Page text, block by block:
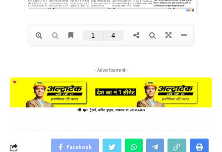
- Advertisement -
Facebook